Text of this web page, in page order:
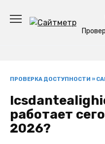
содержанию
ПРОВЕРКА ДОСТУПНОСТИ »
работает
2026?